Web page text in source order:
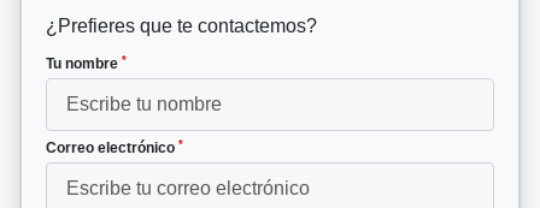
¿Prefieres que te contactemos?
Tu nombre *
Correo electrónico *